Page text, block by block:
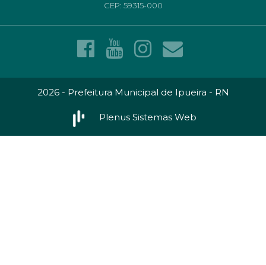
CEP: 59315-000
2026 - Prefeitura Municipal de Ipueira - RN
Plenus Sistemas Web